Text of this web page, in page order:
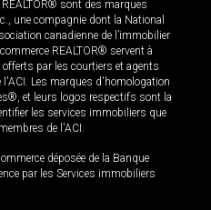
sont des marques
une compagnie dont la National
canadienne de l’immobilier
REALTOR® servent à
par les courtiers et agents
Les marques d'homologation
et leurs logos respectifs sont la
les services immobiliers que
de l'ACI.
déposée de la Banque
par les Services immobiliers